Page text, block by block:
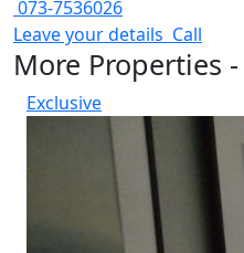
073-7536026
Leave your details Call
Exclusive